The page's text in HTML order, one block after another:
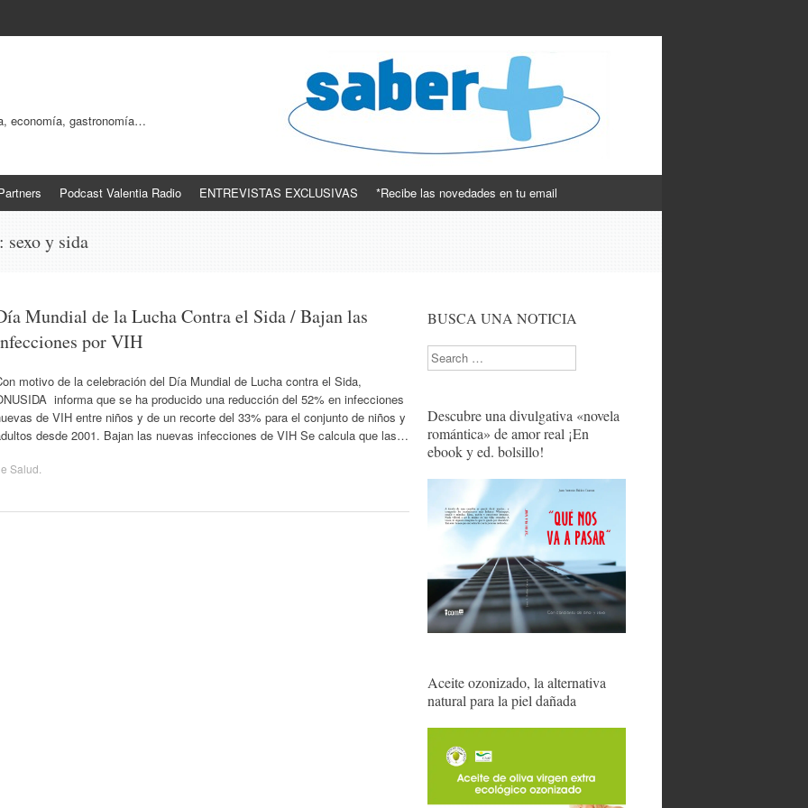
economía, gastronomía…
Podcast Valentia Radio ENTREVISTAS EXCLUSIVAS *Recibe las novedades en tu email
sexo y sida
Mundial de la Lucha Contra el Sida / Bajan las
por VIH
motivo de la celebración del Día Mundial de Lucha contra el Sida,
informa que se ha producido una reducción del 52% en infecciones
de VIH entre niños y de un recorte del 33% para el conjunto de niños y
desde 2001. Bajan las nuevas infecciones de VIH Se calcula que las…
Salud
BUSCA UNA NOTICIA
Search
Descubre una divulgativa «novela
romántica» de amor real ¡En
ebook y ed. bolsillo!
Aceite ozonizado, la alternativa
natural para la piel dañada